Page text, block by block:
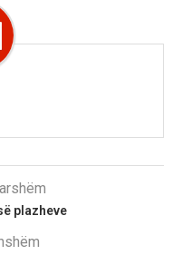
plazheve